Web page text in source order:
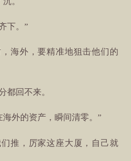
下。”
海外，要精准地狙击他们的
都回不来。
外的资产，瞬间清零。”
推，厉家这座大厦，自己就